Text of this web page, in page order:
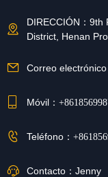
DIRECCIÓN： 9th
District, Henan
Correo electrónico
Móvil：
Teléfono：
Contacto： Jenny